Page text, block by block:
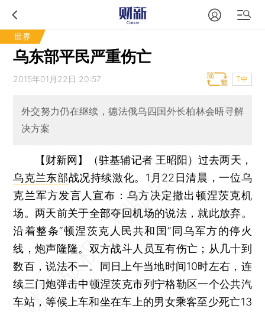
世界
乌东部平民严重伤亡
2015年01月22日 20:57 T中
外交努力仍在继续，德法俄乌四国外长柏林会晤寻解
决方案
【财新网】（驻基辅记者 王昭阳）过去两天，
乌克兰东部战况持续激化。1月22日清晨，一位乌
克兰军方发言人宣布：乌方决定撤出顿涅茨克机
场。两天前关于全部夺回机场的说法，就此放弃。
沿着整条“顿涅茨克人民共和国”同乌军方的停火
线，炮声隆隆。双方战斗人员互有伤亡；从几十到
数百，说法不一。同日上午当地时间10时左右，连
续三门炮弹击中顿涅茨克市列宁格勒区一个公共汽
车站，等候上车和坐在车上的男女乘客至少死亡13